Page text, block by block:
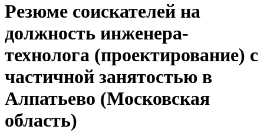
Резюме соискателей на
должность инженера-
технолога (проектирование) с
частичной занятостью в
Алпатьево (Московская
область)